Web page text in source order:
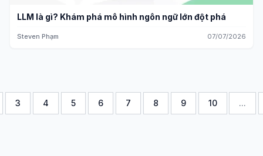
LLM là gì? Khám phá mô hình ngôn ngữ lớn đột phá
Steven Phạm 07/07/2026
3 4 5 6 7 8 9 10 ...